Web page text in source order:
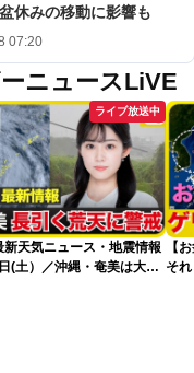
休みの移動に影響も
07:20
ニュースLiVE
ライブ放送中
新天気ニュース・地震情報
(土）／沖縄・奄美は大荒
【
そ